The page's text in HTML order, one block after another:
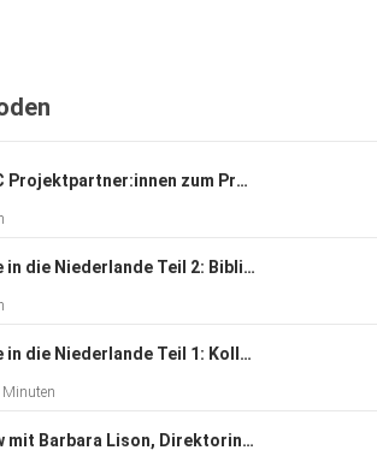
am Klavier, Matthias Wagner am
an der Violine, mit ihrer Interpretation
"Milontan".
BibLab-C Projektpartner:innen zum Projektausklang
BII-Reise in die Niederlande Teil 2: Bibliotheken
BII-Reise in die Niederlande Teil 1: Kolleg:innen
Minuten
Interview mit Barbara Lison, Direktorin der Stadtbibliothek Bremen und amtierende Präsidentin der IFLA